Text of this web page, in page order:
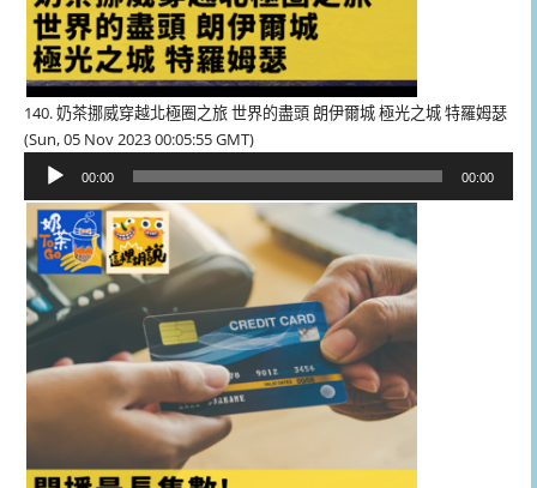
140. 奶茶挪威穿越北極圈之旅 世界的盡頭 朗伊爾城 極光之城 特羅姆瑟
(Sun, 05 Nov 2023 00:05:55 GMT)
播
放
器
00:00 00:00